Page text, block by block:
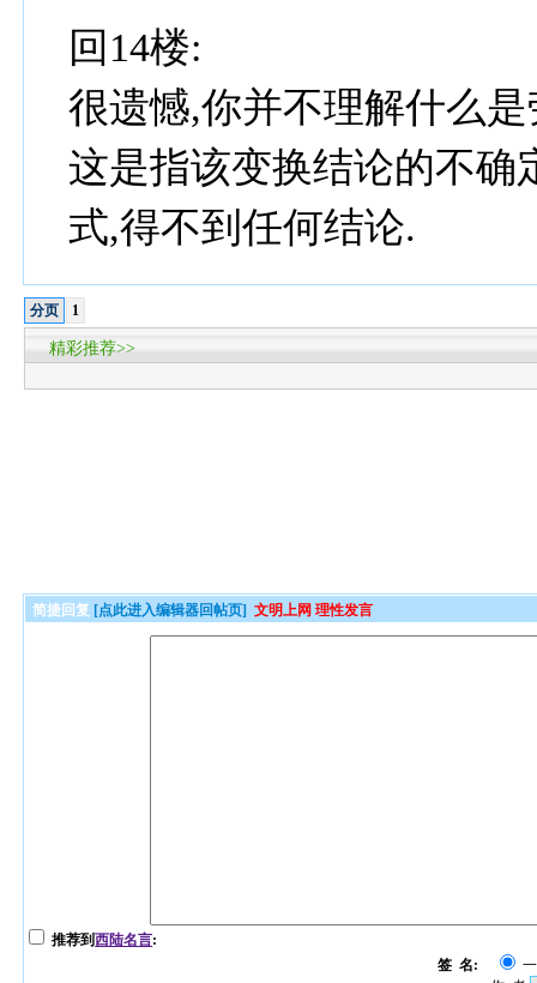
回14楼:
很遗憾,你并不理解什么
这是指该变换结论的不确
式,得不到任何结论.
分页 1
精彩推荐>>
简捷回复 [点此进入编辑器回帖页] 文明上网 理性发言
推荐到西陆名言:
签 名: